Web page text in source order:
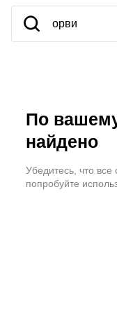
По
найдено
Убедитесь, что
попробуйте